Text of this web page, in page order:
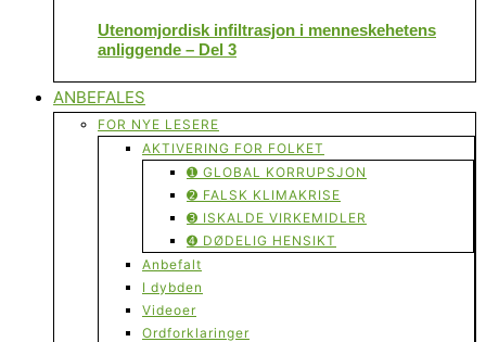
Utenomjordisk infiltrasjon i menneskehetens
anliggende – Del 3
ANBEFALES
FOR NYE LESERE
AKTIVERING FOR FOLKET
➊ GLOBAL KORRUPSJON
➋ FALSK KLIMAKRISE
➌ ISKALDE VIRKEMIDLER
➍ DØDELIG HENSIKT
Anbefalt
I dybden
Videoer
Ordforklaringer